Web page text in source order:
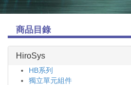
商品目錄
HiroSys
HB系列
獨立單元組件